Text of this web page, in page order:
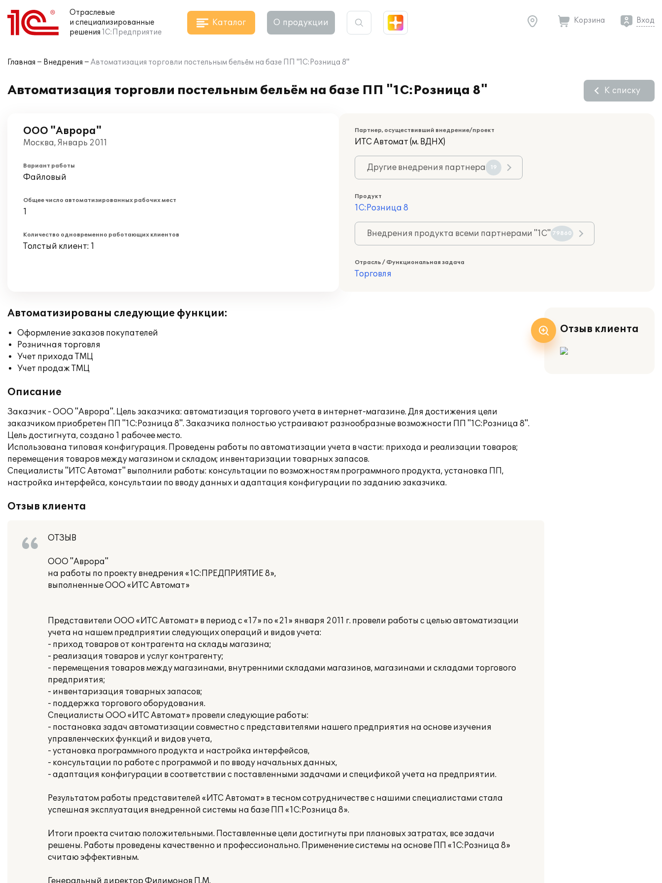
Отраслевые
и специализированные
решения 1С:Предприятие
Каталог О продукции Корзина Вход
Главная Внедрения Автоматизация торговли постельным бельём на базе ПП "1С:Розница 8"
Автоматизация торговли постельным бельём на базе ПП "1С:Розница 8" К списку
ООО "Аврора"
Москва, Январь 2011
Вариант работы
Файловый
Общее число автоматизированных рабочих мест
1
Количество одновременно работающих клиентов
Толстый клиент: 1
Партнер, осуществивший внедрение/проект
ИТС Автомат (м. ВДНХ)
Другие внедрения партнера 19
Продукт
1С:Розница 8
Внедрения продукта всеми партнерами "1С" 79860
Отрасль / Функциональная задача
Торговля
Автоматизированы следующие функции:
Оформление заказов покупателей
Розничная торговля
Учет прихода ТМЦ
Учет продаж ТМЦ
Описание
Заказчик - ООО "Аврора". Цель заказчика: автоматизация торгового учета в интернет-магазине. Для достижения цели
заказчиком приобретен ПП "1С:Розница 8". Заказчика полностью устраивают разнообразные возможности ПП "1С:Розница 8".
Цель достигнута, создано 1 рабочее место.
Использована типовая конфигурация. Проведены работы по автоматизации учета в части: прихода и реализации товаров;
перемещения товаров между магазином и складом; инвентаризации товарных запасов.
Специалисты "ИТС Автомат" выполнили работы: консультации по возможностям программного продукта, установка ПП,
настройка интерфейса, консультаии по вводу данных и адаптация конфигурации по заданию заказчика.
Отзыв клиента
ОТЗЫВ
ООО "Аврора"
на работы по проекту внедрения «1С:ПРЕДПРИЯТИЕ 8»,
выполненные ООО «ИТС Автомат»
Представители ООО «ИТС Автомат» в период с «17» по «21» января 2011 г. провели работы с целью автоматизации
учета на нашем предприятии следующих операций и видов учета:
- приход товаров от контрагента на склады магазина;
- реализация товаров и услуг контрагенту;
- перемещения товаров между магазинами, внутренними складами магазинов, магазинами и складами торгового
предприятия;
- инвентаризация товарных запасов;
- поддержка торгового оборудования.
Специалисты ООО «ИТС Автомат» провели следующие работы:
- постановка задач автоматизации совместно с представителями нашего предприятия на основе изучения
управленческих функций и видов учета,
- установка программного продукта и настройка интерфейсов,
- консультации по работе с программой и по вводу начальных данных,
- адаптация конфигурации в соответствии с поставленными задачами и спецификой учета на предприятии.
Результатом работы представителей «ИТС Автомат» в тесном сотрудничестве с нашими специалистами стала
успешная эксплуатация внедренной системы на базе ПП «1С:Розница 8».
Итоги проекта считаю положительными. Поставленные цели достигнуты при плановых затратах, все задачи
решены. Работы проведены качественно и профессионально. Применение системы на основе ПП «1С:Розница 8»
считаю эффективным.
Генеральный директор Филимонов П.М.
Отзыв клиента